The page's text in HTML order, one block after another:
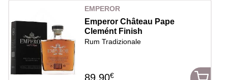
EMPEROR
Emperor Château Pape
Clemént Finish
Rum Tradizionale
89.90€